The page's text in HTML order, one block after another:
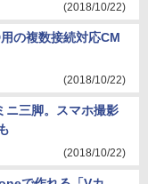
(2018/10/22)
の複数接続対応CM
(2018/10/22)
ニ三脚。スマホ撮影
(2018/10/22)